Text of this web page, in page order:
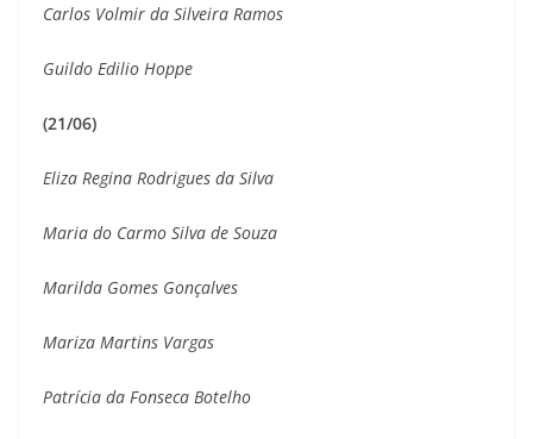
Carlos Volmir da Silveira Ramos
Guildo Edilio Hoppe
(21/06)
Eliza Regina Rodrigues da Silva
Maria do Carmo Silva de Souza
Marilda Gomes Gonçalves
Mariza Martins Vargas
Patrícia da Fonseca Botelho